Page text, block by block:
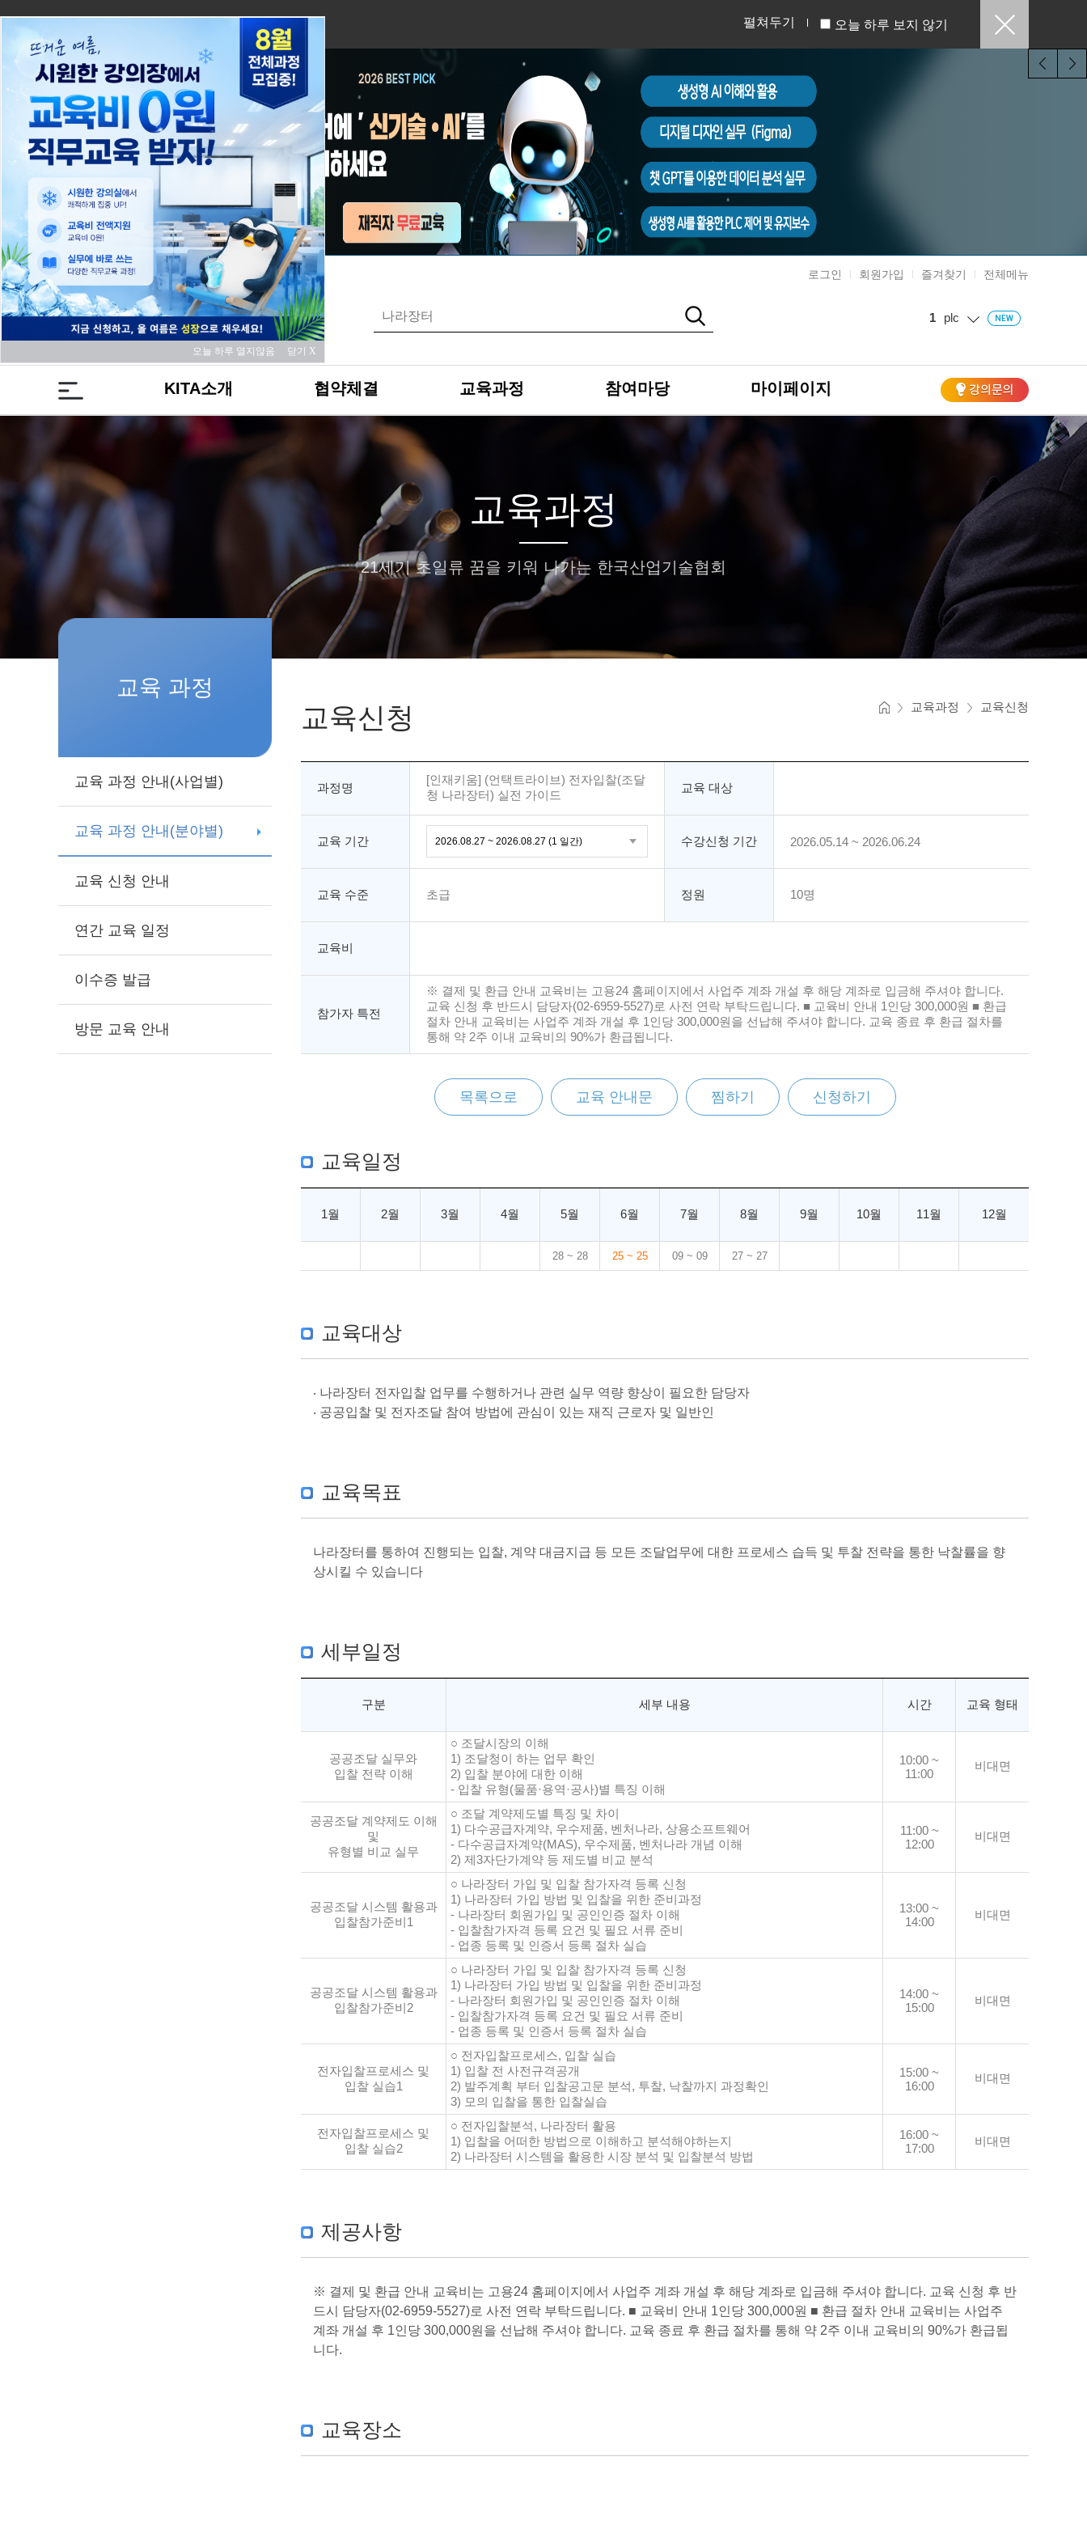
펼쳐두기 오늘 하루 보지 않기
로그인 회원가입 즐겨찾기 전체메뉴
1 plc
KITA소개 협약체결 교육과정 참여마당 마이페이지
교육과정
21세기 초일류 꿈을 키워 나가는 한국산업기술협회
교육 과정
교육 과정 안내(사업별)
교육 과정 안내(분야별)
교육 신청 안내
연간 교육 일정
이수증 발급
방문 교육 안내
교육신청 교육과정 교육신청
과정명
[인재키움] (언택트라이브) 전자입찰(조달
청 나라장터) 실전 가이드
교육 대상
교육 기간 수강신청 기간 2026.05.14 ~ 2026.06.24
교육 수준 초급 정원 10명
교육비
참가자 특전
※ 결제 및 환급 안내 교육비는 고용24 홈페이지에서 사업주 계좌 개설 후 해당 계좌로 입금해 주셔야 합니다.
교육 신청 후 반드시 담당자(02-6959-5527)로 사전 연락 부탁드립니다. ■ 교육비 안내 1인당 300,000원 ■ 환급
절차 안내 교육비는 사업주 계좌 개설 후 1인당 300,000원을 선납해 주셔야 합니다. 교육 종료 후 환급 절차를
통해 약 2주 이내 교육비의 90%가 환급됩니다.
목록으로 교육 안내문 찜하기 신청하기
교육일정
1월 2월 3월 4월 5월 6월 7월 8월 9월 10월 11월 12월
28 ~ 28 25 ~ 25 09 ~ 09 27 ~ 27
교육대상
‧ 나라장터 전자입찰 업무를 수행하거나 관련 실무 역량 향상이 필요한 담당자
‧ 공공입찰 및 전자조달 참여 방법에 관심이 있는 재직 근로자 및 일반인
교육목표
나라장터를 통하여 진행되는 입찰, 계약 대금지급 등 모든 조달업무에 대한 프로세스 습득 및 투찰 전략을 통한 낙찰률을 향
상시킬 수 있습니다
세부일정
구분 세부 내용 시간 교육 형태
공공조달 실무와
입찰 전략 이해
○ 조달시장의 이해
1) 조달청이 하는 업무 확인
2) 입찰 분야에 대한 이해
- 입찰 유형(물품·용역·공사)별 특징 이해
10:00 ~
11:00
비대면
공공조달 계약제도 이해
및
유형별 비교 실무
○ 조달 계약제도별 특징 및 차이
1) 다수공급자계약, 우수제품, 벤처나라, 상용소프트웨어
- 다수공급자계약(MAS), 우수제품, 벤처나라 개념 이해
2) 제3자단가계약 등 제도별 비교 분석
11:00 ~
12:00
비대면
공공조달 시스템 활용과
입찰참가준비1
○ 나라장터 가입 및 입찰 참가자격 등록 신청
1) 나라장터 가입 방법 및 입찰을 위한 준비과정
- 나라장터 회원가입 및 공인인증 절차 이해
- 입찰참가자격 등록 요건 및 필요 서류 준비
- 업종 등록 및 인증서 등록 절차 실습
13:00 ~
14:00
비대면
공공조달 시스템 활용과
입찰참가준비2
○ 나라장터 가입 및 입찰 참가자격 등록 신청
1) 나라장터 가입 방법 및 입찰을 위한 준비과정
- 나라장터 회원가입 및 공인인증 절차 이해
- 입찰참가자격 등록 요건 및 필요 서류 준비
- 업종 등록 및 인증서 등록 절차 실습
14:00 ~
15:00
비대면
전자입찰프로세스 및
입찰 실습1
○ 전자입찰프로세스, 입찰 실습
1) 입찰 전 사전규격공개
2) 발주계획 부터 입찰공고문 분석, 투찰, 낙찰까지 과정확인
3) 모의 입찰을 통한 입찰실습
15:00 ~
16:00
비대면
전자입찰프로세스 및
입찰 실습2
○ 전자입찰분석, 나라장터 활용
1) 입찰을 어떠한 방법으로 이해하고 분석해야하는지
2) 나라장터 시스템을 활용한 시장 분석 및 입찰분석 방법
16:00 ~
17:00
비대면
제공사항
※ 결제 및 환급 안내 교육비는 고용24 홈페이지에서 사업주 계좌 개설 후 해당 계좌로 입금해 주셔야 합니다. 교육 신청 후 반
드시 담당자(02-6959-5527)로 사전 연락 부탁드립니다. ■ 교육비 안내 1인당 300,000원 ■ 환급 절차 안내 교육비는 사업주
계좌 개설 후 1인당 300,000원을 선납해 주셔야 합니다. 교육 종료 후 환급 절차를 통해 약 2주 이내 교육비의 90%가 환급됩
니다.
교육장소
오늘 하루 열지않음 닫기 X